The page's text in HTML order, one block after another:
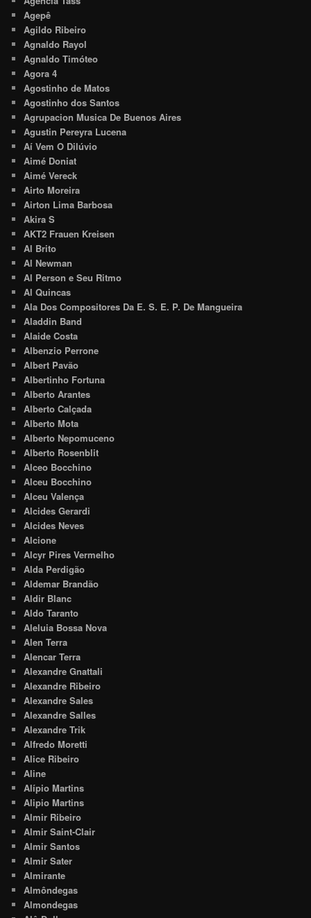
Agepê
Agildo Ribeiro
Agnaldo Rayol
Agnaldo Timóteo
Agora 4
Agostinho de Matos
Agostinho dos Santos
Agrupacion Musica De Buenos Aires
Agustin Pereyra Lucena
Aí Vem O Dilúvio
Aimé Doniat
Aimé Vereck
Airto Moreira
Airton Lima Barbosa
Akira S
AKT2 Frauen Kreisen
Al Brito
Al Newman
Al Person e Seu Ritmo
Al Quincas
Ala Dos Compositores Da E. S. E. P. De Mangueira
Aladdin Band
Alaide Costa
Albenzio Perrone
Albert Pavão
Albertinho Fortuna
Alberto Arantes
Alberto Calçada
Alberto Mota
Alberto Nepomuceno
Alberto Rosenblit
Alceo Bocchino
Alceu Bocchino
Alceu Valença
Alcides Gerardi
Alcides Neves
Alcione
Alcyr Pires Vermelho
Alda Perdigão
Aldemar Brandão
Aldir Blanc
Aldo Taranto
Aleluia Bossa Nova
Alen Terra
Alencar Terra
Alexandre Gnattali
Alexandre Ribeiro
Alexandre Sales
Alexandre Salles
Alexandre Trik
Alfredo Moretti
Alice Ribeiro
Aline
Alípio Martins
Alipio Martins
Almir Ribeiro
Almir Saint-Clair
Almir Santos
Almir Sater
Almirante
Almôndegas
Almondegas